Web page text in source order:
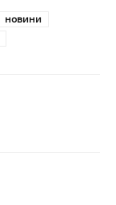
новини